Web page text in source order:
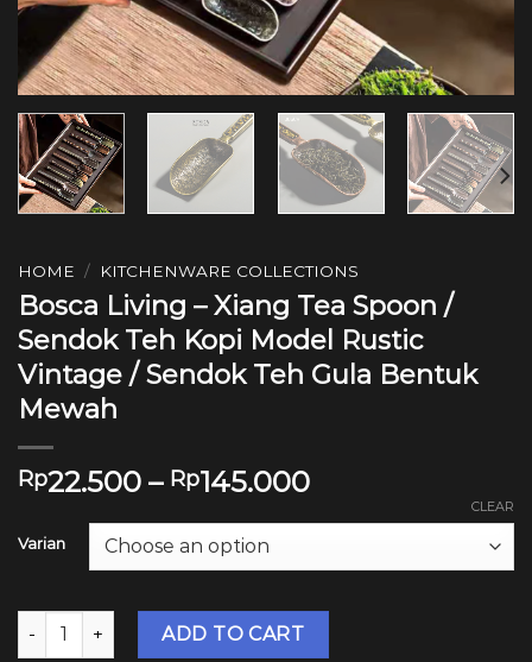
HOME / KITCHENWARE COLLECTIONS
Bosca Living – Xiang Tea Spoon /
Sendok Teh Kopi Model Rustic
Vintage / Sendok Teh Gula Bentuk
Mewah
Rp22.500 – Rp145.000
Varian
CLEAR
Bosca Living - Xiang Tea Spoon / Sendok Teh Kopi
ADD TO CART